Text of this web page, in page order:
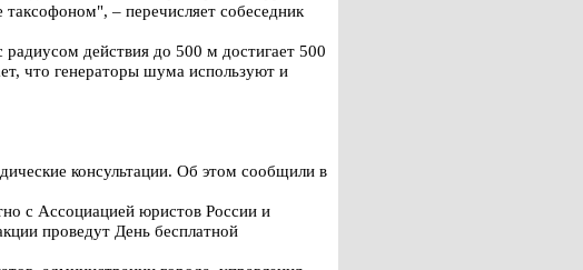
– перечисляет собеседник
действия до 500 м достигает 500
что генераторы шума используют и
консультации. Об этом сообщили в
с Ассоциацией юристов России и
проведут День бесплатной